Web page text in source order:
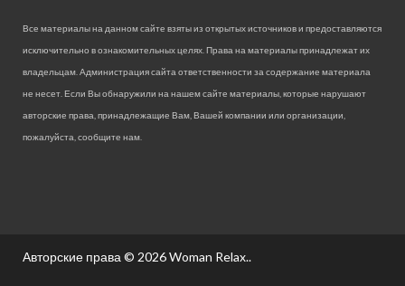
Все материалы на данном сайте взяты из открытых источников и предоставляются
исключительно в ознакомительных целях. Права на материалы принадлежат их
владельцам. Администрация сайта ответственности за содержание материала
не несет. Если Вы обнаружили на нашем сайте материалы, которые нарушают
авторские права, принадлежащие Вам, Вашей компании или организации,
пожалуйста, сообщите нам.
Авторские права © 2026Woman Relax..